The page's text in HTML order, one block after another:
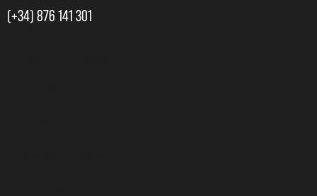
(+34) 876 141 301​